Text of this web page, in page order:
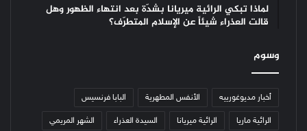
لماذا تبكي الرائية ميريانا بشدّة بعد انتهاء الظهور وهل
قالت العذراء شيئاً عن الإسلام المتطرّف؟
وسوم
أخبار مديوغورييه الأنفس المطهرية البابا فرنسيس
الرائية ماريا الرائية ميريانا السيدة العذراء الشهر المريمي